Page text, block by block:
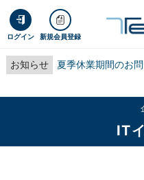
ログイン 新規会員登録
お知らせ 夏季休業期間のお
IT